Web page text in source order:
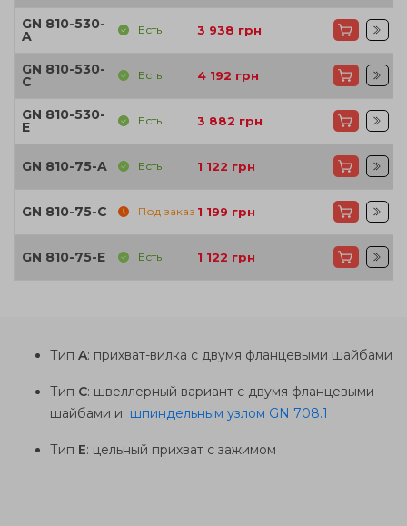
GN 810-530-
A Есть 3 938 грн
GN 810-530-
C Есть 4 192 грн
GN 810-530-
E Есть 3 882 грн
GN 810-75-A Есть 1 122 грн
GN 810-75-C Под заказ 1 199 грн
GN 810-75-E Есть 1 122 грн
Тип A: прихват-вилка с двумя фланцевыми шайбами
Тип C: швеллерный вариант с двумя фланцевыми
шайбами и шпиндельным узлом GN 708.1
Тип E: цельный прихват с зажимом